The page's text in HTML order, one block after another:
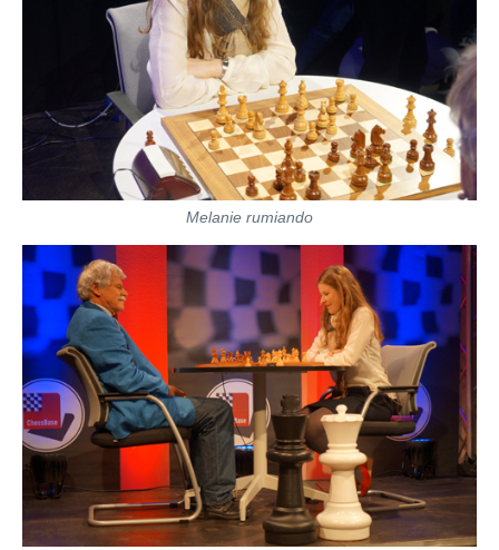
Melanie rumiando